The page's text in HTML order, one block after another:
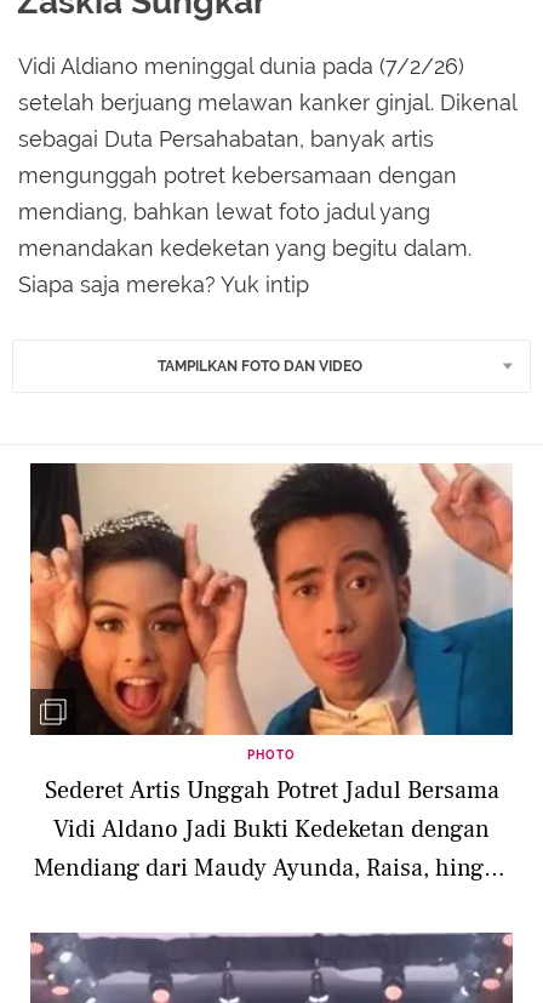
Vidi Aldiano meninggal dunia pada (7/2/26)
setelah berjuang melawan kanker ginjal. Dikenal
sebagai Duta Persahabatan, banyak artis
mengunggah potret kebersamaan dengan
mendiang, bahkan lewat foto jadul yang
menandakan kedeketan yang begitu dalam.
Siapa saja mereka? Yuk intip
TAMPILKAN FOTO DAN VIDEO
PHOTO
Sederet Artis Unggah Potret Jadul Bersama
Vidi Aldano Jadi Bukti Kedeketan dengan
Mendiang dari Maudy Ayunda, Raisa, hingga